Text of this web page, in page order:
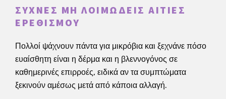
ΣΥΧΝΈΣ ΜΗ ΛΟΙΜΏΔΕΙΣ ΑΙΤΊΕΣ
ΕΡΕΘΙΣΜΟΎ
Πολλοί ψάχνουν πάντα για μικρόβια και ξεχνάνε πόσο
ευαίσθητη είναι η δέρμα και η βλεννογόνος σε
καθημερινές επιρροές, ειδικά αν τα συμπτώματα
ξεκινούν αμέσως μετά από κάποια αλλαγή.